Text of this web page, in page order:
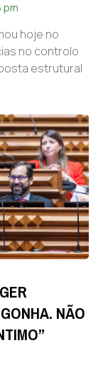
pm
hoje no
no controlo
estrutural
NÃO